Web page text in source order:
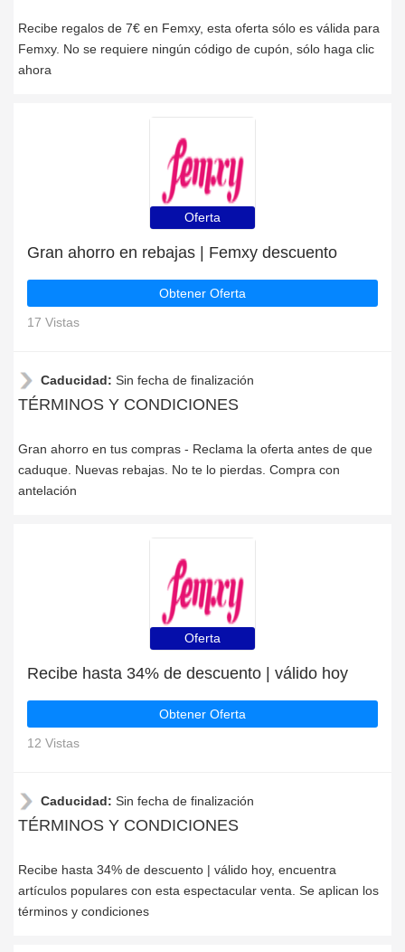
Recibe regalos de 7€ en Femxy, esta oferta sólo es válida para
Femxy. No se requiere ningún código de cupón, sólo haga clic
ahora
Oferta
Gran ahorro en rebajas | Femxy descuento
Obtener Oferta
17 Vistas
Caducidad: Sin fecha de finalización
TÉRMINOS Y CONDICIONES
Gran ahorro en tus compras - Reclama la oferta antes de que
caduque. Nuevas rebajas. No te lo pierdas. Compra con
antelación
Oferta
Recibe hasta 34% de descuento | válido hoy
Obtener Oferta
12 Vistas
Caducidad: Sin fecha de finalización
TÉRMINOS Y CONDICIONES
Recibe hasta 34% de descuento | válido hoy, encuentra
artículos populares con esta espectacular venta. Se aplican los
términos y condiciones